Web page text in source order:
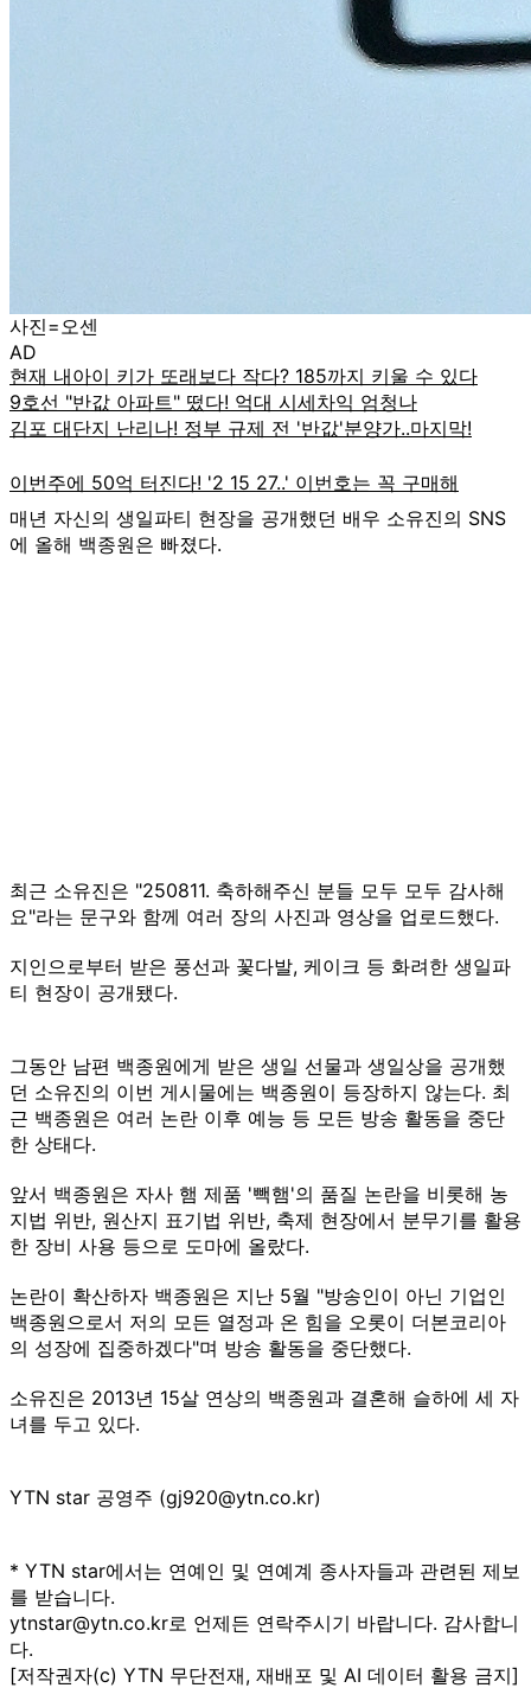
사진=오센
AD
매년 자신의 생일파티 현장을 공개했던 배우 소유진의 SNS
에 올해 백종원은 빠졌다.
최근 소유진은 "250811. 축하해주신 분들 모두 모두 감사해
요"라는 문구와 함께 여러 장의 사진과 영상을 업로드했다.
지인으로부터 받은 풍선과 꽃다발, 케이크 등 화려한 생일파
티 현장이 공개됐다.
그동안 남편 백종원에게 받은 생일 선물과 생일상을 공개했
던 소유진의 이번 게시물에는 백종원이 등장하지 않는다. 최
근 백종원은 여러 논란 이후 예능 등 모든 방송 활동을 중단
한 상태다.
앞서 백종원은 자사 햄 제품 '빽햄'의 품질 논란을 비롯해 농
지법 위반, 원산지 표기법 위반, 축제 현장에서 분무기를 활용
한 장비 사용 등으로 도마에 올랐다.
논란이 확산하자 백종원은 지난 5월 "방송인이 아닌 기업인
백종원으로서 저의 모든 열정과 온 힘을 오롯이 더본코리아
의 성장에 집중하겠다"며 방송 활동을 중단했다.
소유진은 2013년 15살 연상의 백종원과 결혼해 슬하에 세 자
녀를 두고 있다.
YTN star 공영주 (gj920@ytn.co.kr)
* YTN star에서는 연예인 및 연예계 종사자들과 관련된 제보
를 받습니다.
ytnstar@ytn.co.kr로 언제든 연락주시기 바랍니다. 감사합니
다.
[저작권자(c) YTN 무단전재, 재배포 및 AI 데이터 활용 금지]